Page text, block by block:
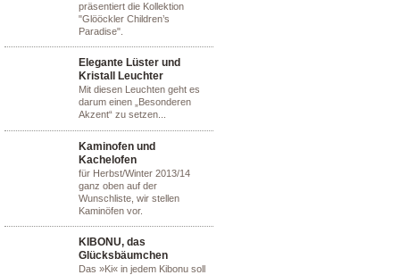
präsentiert die Kollektion
"Glööckler Children’s
Paradise".
Elegante Lüster und
Kristall Leuchter
Mit diesen Leuchten geht es
darum einen „Besonderen
Akzent“ zu setzen...
Kaminofen und
Kachelofen
für Herbst/Winter 2013/14
ganz oben auf der
Wunschliste, wir stellen
Kaminöfen vor.
KIBONU, das
Glücksbäumchen
Das »Ki« in jedem Kibonu soll